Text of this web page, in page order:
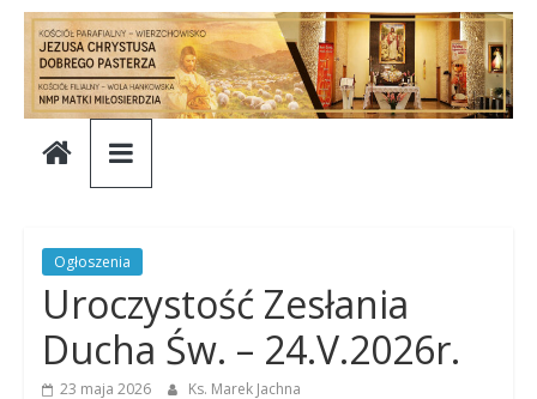
Skip
content
Parafia
Chrystusa
Dobrego
Ogłoszenia
Uroczystość Zesłania
Ducha Św. – 24.V.2026r.
23 maja 2026 Ks. Marek Jachna